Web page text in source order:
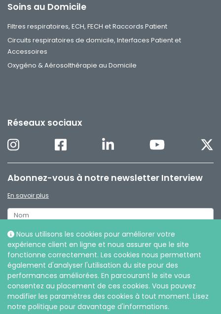
Nous utilisons les cookies pour améliorer votre
expérience client en ligne et nous assurer que le site
fonctionne correctement. Les cookies nous permettent
également d'analyser l'utilisation du site pour des
performances améliorées. En parcourant le site vous
consentez au placement de ces cookies. Vous pouvez
modifier les paramètres des cookies à tout moment. Lisez
notre politique pour davantage d'informations.
Soins au Domicile
Filtres respiratoires, ECH, FECH et Raccords Patient
Circuits respiratoires de domicile, Interfaces Patient et
Accessoires
Oxygéno & Aérosolthérapie au Domicile
Réseaux sociaux
Abonnez-vous à notre newsletter Interview
En savoir plus